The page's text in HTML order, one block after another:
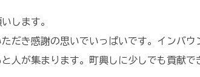
します。
だき感謝の思いでいっぱいです。インバ
人が集まります。町興しに少しでも貢献